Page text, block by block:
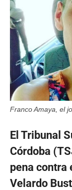
Franco Amaya, el
El Tribunal
Córdoba
pena contra
Velardo